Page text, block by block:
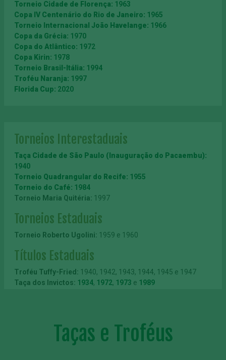
Torneio Cidade de Florença: 1963
Copa IV Centenário do Rio de Janeiro: 1965
Torneio Internacional João Havelange: 1966
Copa da Grécia: 1970
Copa do Atlântico: 1972
Copa Kirin: 1978
Torneio Brasil-Itália: 1994
Troféu Naranja: 1997
Florida Cup: 2020
Torneios Interestaduais
Taça Cidade de São Paulo (Inauguração do Pacaembu):
1940
Torneio Quadrangular do Recife: 1955
Torneio do Café: 1984
Torneio Maria Quitéria: 1997
Torneios Estaduais
Torneio Roberto Ugolini: 1959 e 1960
Títulos Estaduais
Troféu Tuffy-Fried: 1940, 1942, 1943, 1944, 1945 e 1947
Taça dos Invictos: 1934, 1972, 1973 e 1989
Taça A Gazeta Esportiva:
1947 e 1979
Troféu Campeoníssimo:
1942
Troféu José Maria Marin:
Taças e Troféus